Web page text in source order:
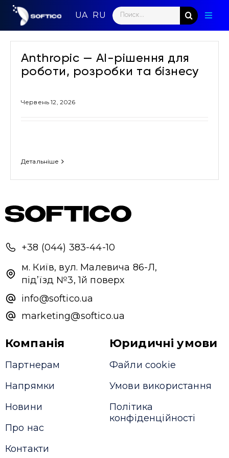
Skip
content
Search
for:
Anthropic — AI-рішення для
роботи, розробки та бізнесу
Червень 12, 2026
Детальніше
+38 (044) 383-44-10
м. Київ, вул. Малевича 86-Л,
під’їзд №3, 1й поверх
info@softico.ua
marketing@softico.ua
Компанія
Партнерам
Напрямки
Новини
Про нас
Контакти
Юридичні умови
Файли cookie
Умови використання
Політика
конфіденційності
Привіт 👋, чим тобі допомогти?
Надіслати повідомлення